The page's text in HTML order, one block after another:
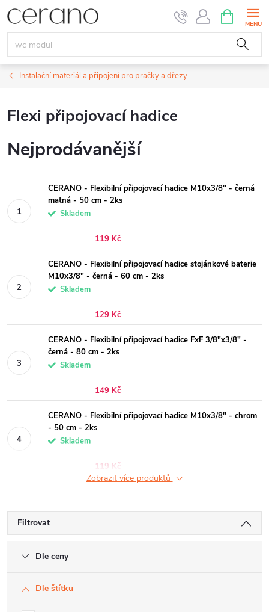
Přejít
na
obsah
NÁKUPNÍ
KOŠÍK
Instalační materiál a připojení pro pračky a dřezy
Flexi připojovací hadice
Nejprodávanější
CERANO - Flexibilní připojovací hadice M10x3/8" - černá
matná - 50 cm - 2ks
Skladem
119 Kč
CERANO - Flexibilní připojovací hadice stojánkové baterie
M10x3/8" - černá - 60 cm - 2ks
Skladem
129 Kč
CERANO - Flexibilní připojovací hadice FxF 3/8"x3/8" -
černá - 80 cm - 2ks
Skladem
149 Kč
CERANO - Flexibilní připojovací hadice M10x3/8" - chrom
- 50 cm - 2ks
Skladem
119 Kč
Zobrazit více produktů
Filtrovat
Dle ceny
Dle štítku